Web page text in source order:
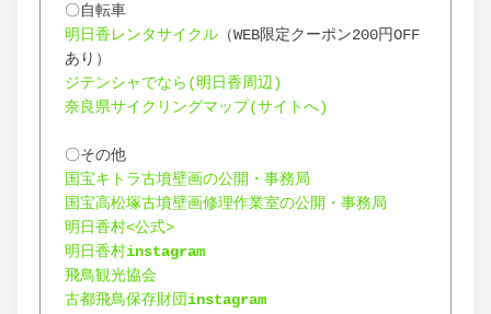
〇自転車
明日香レンタサイクル （WEB限定クーポン200円OFF
あり）
ジテンシャでなら(明日香周辺)
奈良県サイクリングマップ(サイトへ)
〇その他
国宝キトラ古墳壁画の公開・事務局
国宝高松塚古墳壁画修理作業室の公開・事務局
明日香村<公式>
明日香村instagram
飛鳥観光協会
古都飛鳥保存財団instagram